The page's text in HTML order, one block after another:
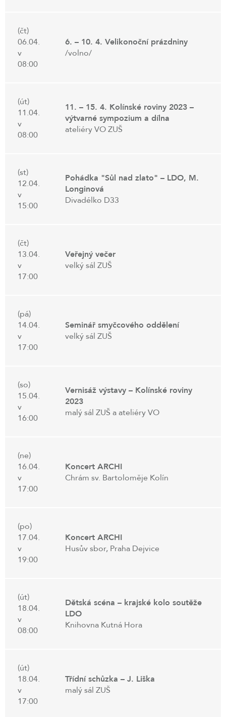
(čt)
06.04.
v
08:00
6. – 10. 4. Velikonoční prázdniny
/volno/
(út)
11.04.
v
08:00
11. – 15. 4. Kolínské roviny 2023 –
výtvarné sympozium a dílna
ateliéry VO ZUŠ
(st)
12.04.
v
15:00
Pohádka "Sůl nad zlato" – LDO, M.
Longinová
Divadélko D33
(čt)
13.04.
v
17:00
Veřejný večer
velký sál ZUŠ
(pá)
14.04.
v
17:00
Seminář smyčcového oddělení
velký sál ZUŠ
(so)
15.04.
v
16:00
Vernisáž výstavy – Kolínské roviny
2023
malý sál ZUŠ a ateliéry VO
(ne)
16.04.
v
17:00
Koncert ARCHI
Chrám sv. Bartoloměje Kolín
(po)
17.04.
v
19:00
Koncert ARCHI
Husův sbor, Praha Dejvice
(út)
18.04.
v
08:00
Dětská scéna – krajské kolo soutěže
LDO
Knihovna Kutná Hora
(út)
18.04.
v
17:00
Třídní schůzka – J. Liška
malý sál ZUŠ